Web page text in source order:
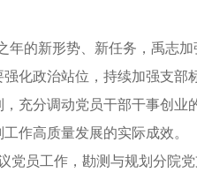
年的新形势、新任务，禹志
化政治站位，持续加强支
充分调动党员干部干事创
作高质量发展的实际成效。
党员工作，勘测与规划分院